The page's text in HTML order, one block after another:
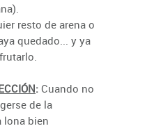
resto de arena o
quedado... y ya
: Cuando no
de la
lona bien